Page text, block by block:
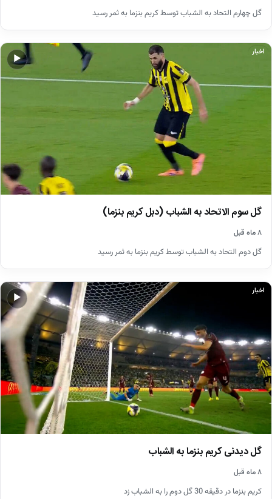
گل چهارم التحاد به الشباب توسط کریم بنزما به ثمر رسید
▶
اخبار
گل سوم الاتحاد به الشباب (دبل کریم بنزما)
۸ ماه قبل
گل دوم التحاد به الشباب توسط کریم بنزما به ثمر رسید
▶
اخبار
گل دیدنی کریم بنزما به الشباب
۸ ماه قبل
کریم بنزما در دقیقه 30 گل دوم را به الشباب زد